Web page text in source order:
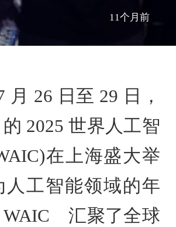
11个月前
月 26 日至 29 日，
2025 世界人工智
在上海盛大举
人工智能领域的年
WAIC 汇聚了全球